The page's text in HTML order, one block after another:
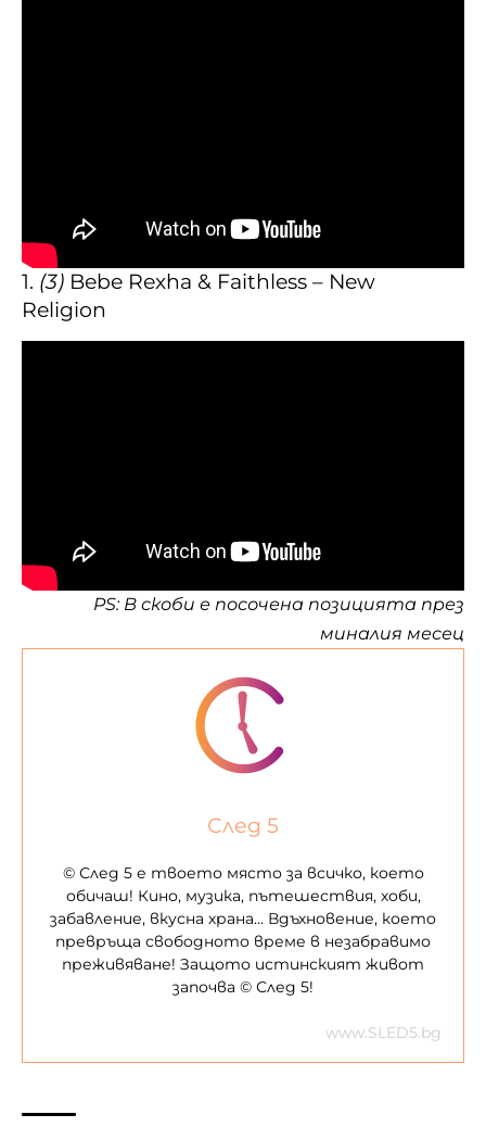
1. (3) Bebe Rexha & Faithless – New
Religion
PS: В скоби е посочена позицията през
миналия месец
След 5
© След 5 е твоето място за всичко, което
обичаш! Кино, музика, пътешествия, хоби,
забавление, вкусна храна… Вдъхновение, което
превръща свободното време в незабравимо
преживяване! Защото истинският живот
започва © След 5!
www.SLED5.bg